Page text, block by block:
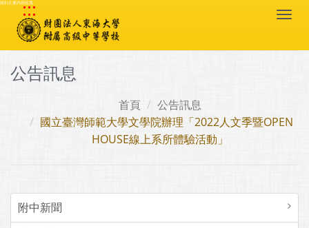
跳到主要內容區塊
:::
公告訊息
首頁
公告訊息
國立臺灣師範大學文學院辦理「2022人文季暨OPEN
HOUSE線上系所體驗活動」
附中新聞